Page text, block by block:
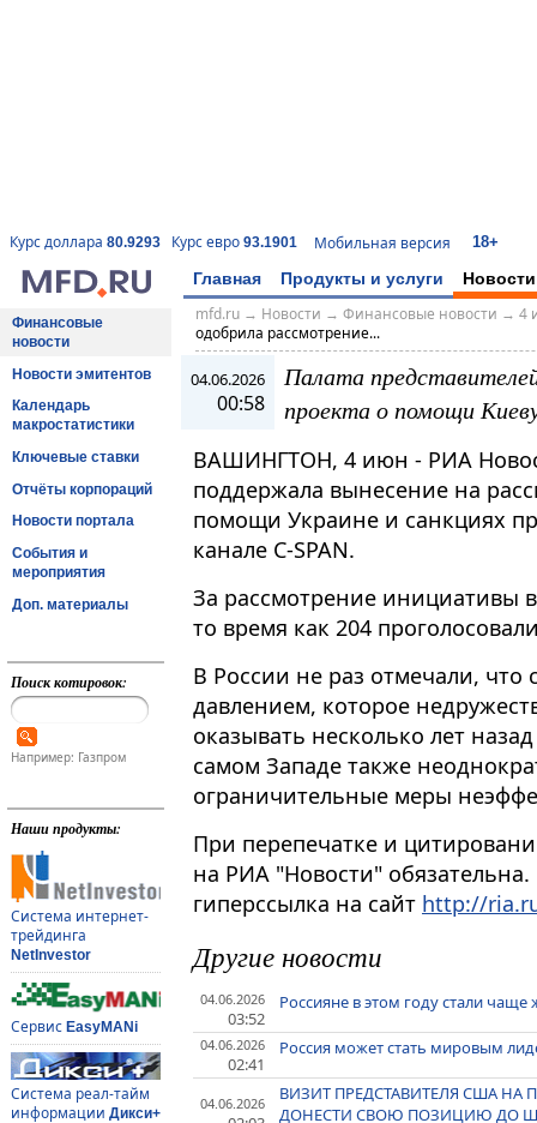
Курс доллара 80.9293 Курс евро 93.1901 Мобильная версия 18+
Главная Продукты и услуги Новости
Финансовые
новости
Новости эмитентов
Календарь
макростатистики
Ключевые ставки
Отчёты корпораций
Новости портала
События и
мероприятия
Доп. материалы
Поиск котировок:
Например: Газпром
Наши продукты:
Система интернет-
трейдинга
NetInvestor
Сервис EasyMANi
Система реал-тайм
информации Дикси+
mfd.ru→ Новости → Финансовые новости → 4
одобрила рассмотрение...
04.06.2026
00:58
Палата
проекта о помощи
ВАШИНГТОН, 4 июн - РИА
поддержала вынесение на
помощи Украине и санкциях
канале C-SPAN.
За рассмотрение инициативы
то время как 204
В России не раз отмечали, что
давлением, которое
оказывать несколько лет
самом Западе также
ограничительные меры
При перепечатке и
на РИА "Новости"
гиперссылка на сайт http://
Другие новости
04.06.2026
03:52
Россияне в этом году стали
04.06.2026
02:41
Россия может стать мировым
04.06.2026
ВИЗИТ ПРЕДСТАВИТЕЛЯ США
ДОНЕСТИ СВОЮ ПОЗИЦИЮ ДО